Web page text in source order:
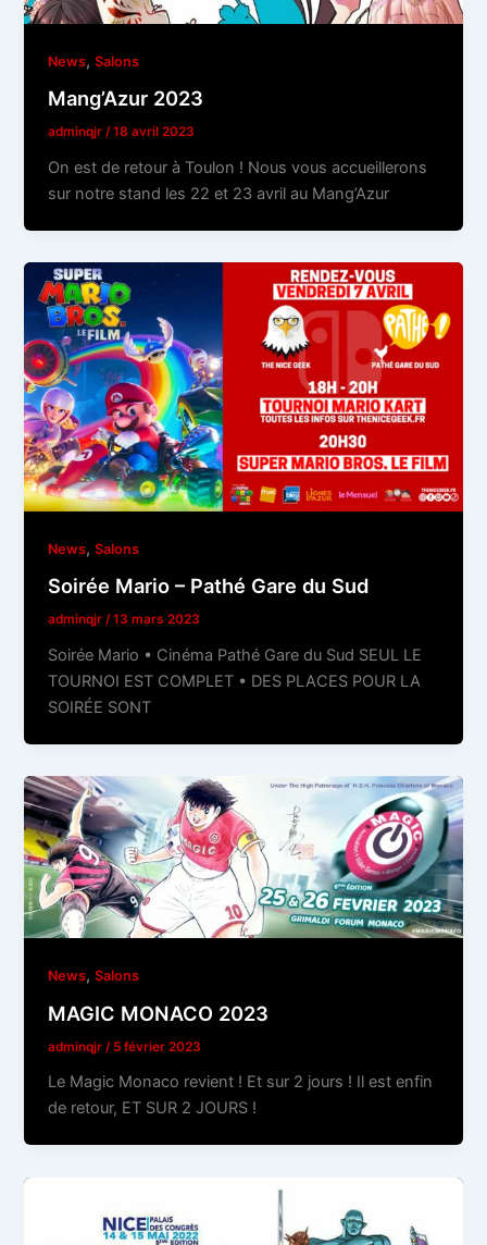
News,Salons
Mang’Azur 2023
adminqjr/18 avril 2023
On est de retour à Toulon ! Nous vous accueillerons
sur notre stand les 22 et 23 avril au Mang’Azur
News,Salons
Soirée Mario – Pathé Gare du Sud
adminqjr/13 mars 2023
Soirée Mario • Cinéma Pathé Gare du Sud SEUL LE
TOURNOI EST COMPLET • DES PLACES POUR LA
SOIRÉE SONT
News,Salons
MAGIC MONACO 2023
adminqjr / 5 février 2023
Le Magic Monaco revient ! Et sur 2 jours ! Il est enfin
de retour, ET SUR 2 JOURS !